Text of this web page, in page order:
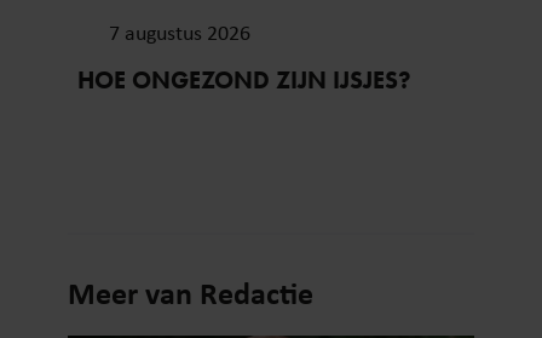
7 augustus 2026
HOE ONGEZOND ZIJN IJSJES?
Meer van Redactie